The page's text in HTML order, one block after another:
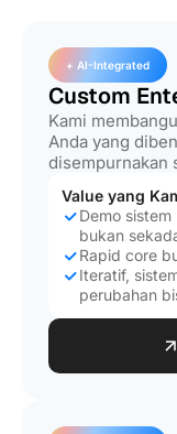
+ AI-Integrated
Custom
Kami
Anda yang
disempurnakan
Value yang
Demo
bukan
Rapid core
Iteratif,
perubahan